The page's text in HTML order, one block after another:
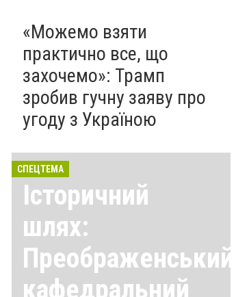
«Можемо взяти
практично все, що
захочемо»: Трамп
зробив гучну заяву про
угоду з Україною
СПЕЦТЕМА
Історичний
шлях:
Преображенський
кафедральний